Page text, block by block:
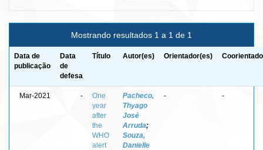
Mostrando resultados 1 a 1 de 1
Data de
publicação
Data
de
defesa
Título Autor(es) Orientador(es)
Mar-2021 -
One
year
after
the
WHO
alert
Pacheco,
Thyago
José
Arruda;
Souza,
Danielle
- -